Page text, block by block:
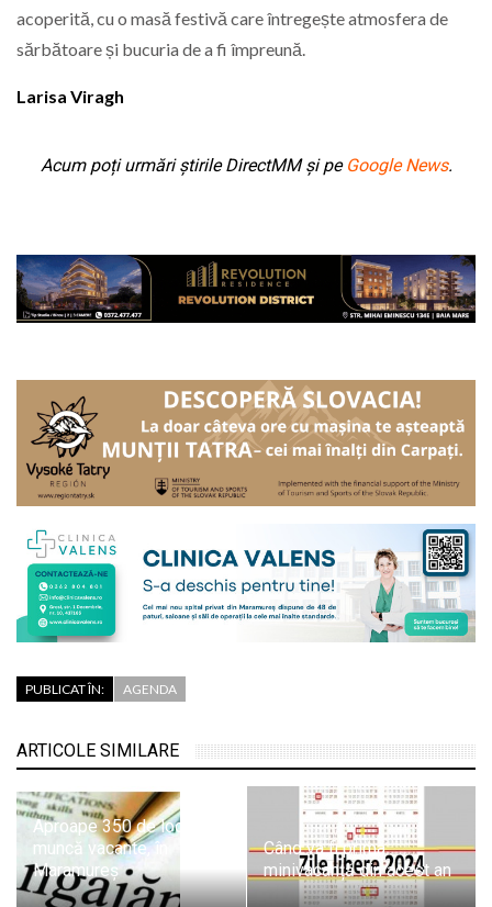
acoperită, cu o masă festivă care întregește atmosfera de
sărbătoare și bucuria de a fi împreună.
Larisa Viragh
Acum poți urmări știrile DirectMM și pe Google News.
PUBLICAT ÎN: AGENDA
ARTICOLE SIMILARE
Aproape 350 de locuri de
muncă vacante, în
Maramureș
Când va fi prima
minivacanță din acest an